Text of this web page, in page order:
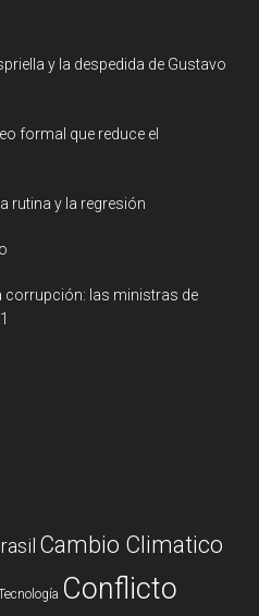
y la despedida de Gustavo
formal que reduce el
rutina y la regresión
corrupción: las ministras de
Cambio Climatico
Conflicto